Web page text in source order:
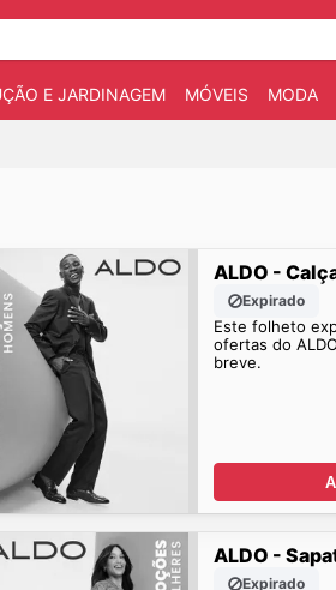
E JARDINAGEM MÓVEIS MODA
ALDO -
Expirado
Este folheto
ofertas do
breve.
ALDO -
Expirado